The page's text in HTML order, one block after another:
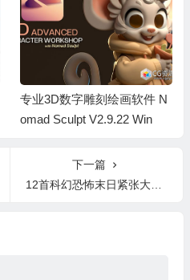
专业3D数字雕刻绘画软件 N
omad Sculpt V2.9.22 Win
下一篇
12首科幻恐怖末日紧张大气宣传片分层音乐素材 From Hell Post-Apocalyptic Music SFX